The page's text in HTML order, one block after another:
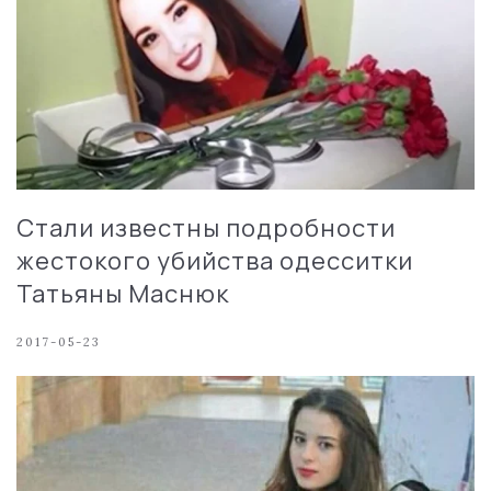
Стали известны подробности
жестокого убийства одесситки
Татьяны Маснюк
2017-05-23